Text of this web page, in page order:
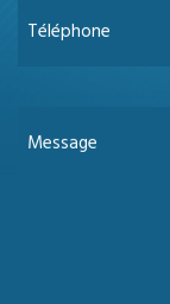
Téléphone
Message